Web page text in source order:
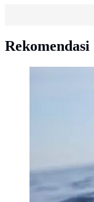
Rekomendasi